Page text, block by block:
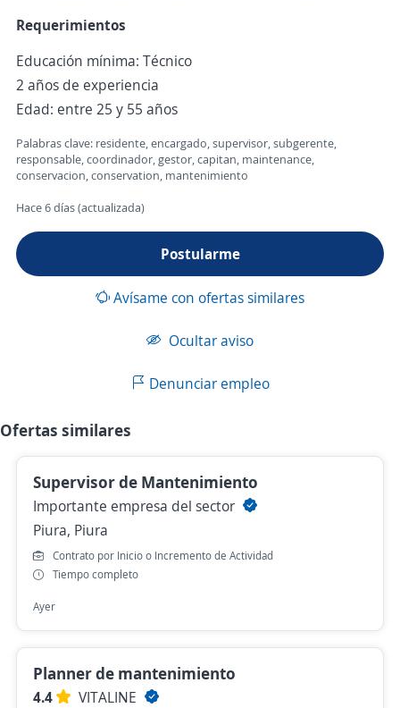
Requerimientos
Educación mínima: Técnico
2 años de experiencia
Edad: entre 25 y 55 años
Palabras clave: residente, encargado, supervisor, subgerente,
responsable, coordinador, gestor, capitan, maintenance,
conservacion, conservation, mantenimiento
Hace 6 días (actualizada)
Postularme
Avísame con ofertas similares
Ocultar aviso
Denunciar empleo
Ofertas similares
Supervisor de Mantenimiento
Importante empresa del sector
Piura, Piura
Contrato por Inicio o Incremento de Actividad
Tiempo completo
Ayer
Planner de mantenimiento
4.4
VITALINE